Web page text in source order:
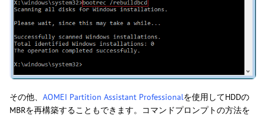
その他、 AOMEI Partition Assistant Professionalを使用してHDDの
MBRを再構築することもできます。コマンドプロンプトの方法を